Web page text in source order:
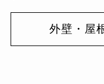
外壁・屋